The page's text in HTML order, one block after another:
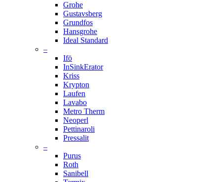
Grohe
Gustavsberg
Grundfos
Hansgrohe
Ideal Standard
–
Ifö
InSinkErator
Kriss
Krypton
Laufen
Lavabo
Metro Therm
Neoperl
Pettinaroli
Pressalit
–
Purus
Roth
Sanibell